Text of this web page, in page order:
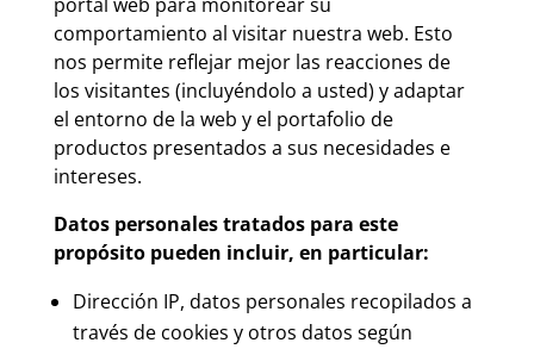
comportamiento al visitar nuestra web. Esto
nos permite reflejar mejor las reacciones de
los visitantes (incluyéndolo a usted) y adaptar
el entorno de la web y el portafolio de
productos presentados a sus necesidades e
intereses.
Datos personales tratados para este
propósito pueden incluir, en particular:
Dirección IP, datos personales recopilados a
través de cookies y otros datos según